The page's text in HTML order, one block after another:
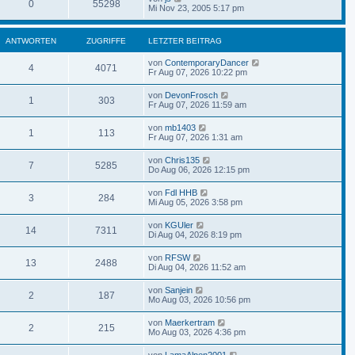
0 55298
Mi Nov 23, 2005 5:17 pm
ANTWORTEN ZUGRIFFE LETZTER BEITRAG
4 4071 von ContemporaryDancer
Fr Aug 07, 2026 10:22 pm
1 303 von DevonFrosch
Fr Aug 07, 2026 11:59 am
1 113 von mb1403
Fr Aug 07, 2026 1:31 am
7 5285 von Chris135
Do Aug 06, 2026 12:15 pm
3 284 von Fdl HHB
Mi Aug 05, 2026 3:58 pm
14 7311 von KGUler
Di Aug 04, 2026 8:19 pm
13 2488 von RFSW
Di Aug 04, 2026 11:52 am
2 187 von Sanjein
Mo Aug 03, 2026 10:56 pm
2 215 von Maerkertram
Mo Aug 03, 2026 4:36 pm